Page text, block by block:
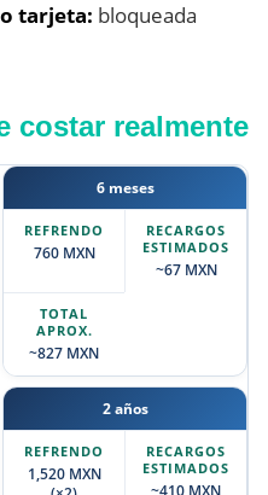
tarjeta: bloqueada
costar realmente
6 meses
760 MXN
~67 MXN
~827 MXN
2 años
1,520 MXN